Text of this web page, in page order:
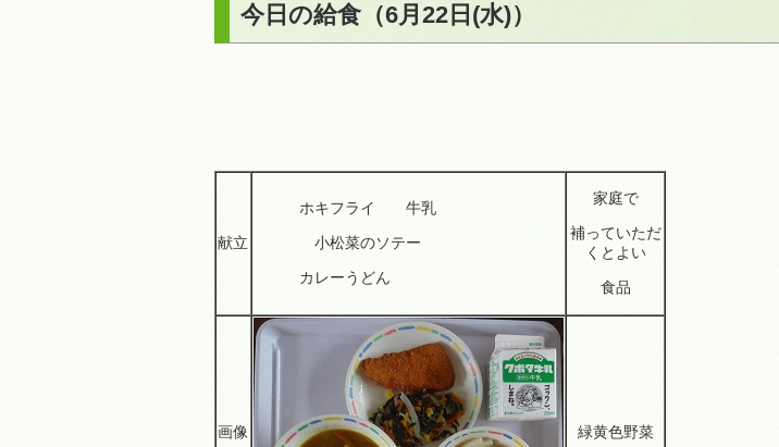
今日の給食（6月22日(水)）
献立
ホキフライ 牛乳
小松菜のソテー
カレーうどん
家庭で
補っていただ
くとよい
食品
画像 緑黄色野菜